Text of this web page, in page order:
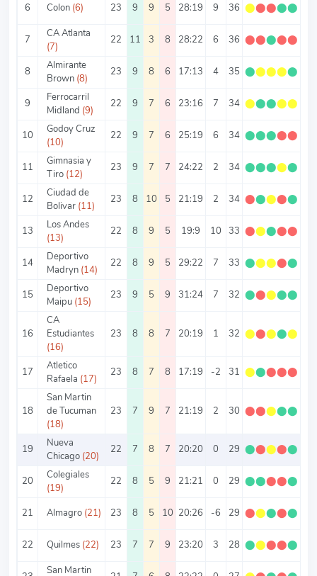
6 Colon (6) 23 9 9 5 28:19 9 36 ⬤⬤⬤⬤⬤
7
CA Atlanta
(7)
22 11 3 8 28:22 6 36 ⬤⬤⬤⬤⬤
8
Almirante
Brown (8)
23 9 8 6 17:13 4 35 ⬤⬤⬤⬤⬤
9
Ferrocarril
Midland (9)
22 9 7 6 23:16 7 34 ⬤⬤⬤⬤⬤
10
Godoy Cruz
(10)
22 9 7 6 25:19 6 34 ⬤⬤⬤⬤⬤
11
Gimnasia y
Tiro (12)
23 9 7 7 24:22 2 34 ⬤⬤⬤⬤⬤
12
Ciudad de
Bolivar (11)
23 8 10 5 21:19 2 34 ⬤⬤⬤⬤⬤
13
Los Andes
(13)
22 8 9 5 19:9 10 33 ⬤⬤⬤⬤⬤
14
Deportivo
Madryn (14)
22 8 9 5 29:22 7 33 ⬤⬤⬤⬤⬤
15
Deportivo
Maipu (15)
23 9 5 9 31:24 7 32 ⬤⬤⬤⬤⬤
16
CA
Estudiantes
(16)
23 8 8 7 20:19 1 32 ⬤⬤⬤⬤⬤
17
Atletico
Rafaela (17)
23 8 7 8 17:19 -2 31 ⬤⬤⬤⬤⬤
18
San Martin
de Tucuman
(18)
23 7 9 7 21:19 2 30 ⬤⬤⬤⬤⬤
19
Nueva
Chicago (20)
22 7 8 7 20:20 0 29 ⬤⬤⬤⬤⬤
20
Colegiales
(19)
22 8 5 9 21:21 0 29 ⬤⬤⬤⬤⬤
21 Almagro (21) 23 8 5 10 20:26 -6 29 ⬤⬤⬤⬤⬤
22 Quilmes (22) 23 7 7 9 23:20 3 28 ⬤⬤⬤⬤⬤
San Martin